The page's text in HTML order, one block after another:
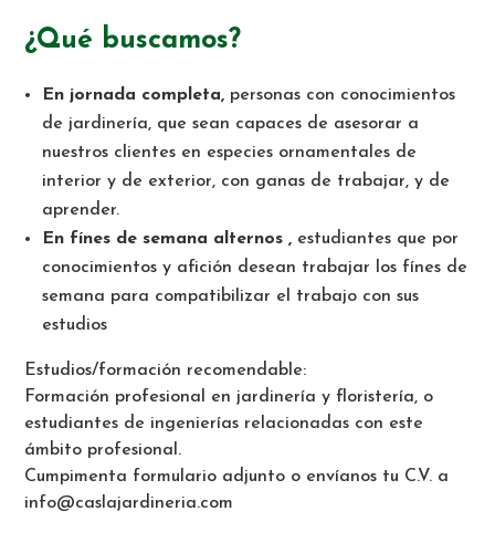
¿Qué buscamos?
En jornada completa, personas con conocimientos
de jardinería, que sean capaces de asesorar a
nuestros clientes en especies ornamentales de
interior y de exterior, con ganas de trabajar, y de
aprender.
En fínes de semana alternos , estudiantes que por
conocimientos y afición desean trabajar los fínes de
semana para compatibilizar el trabajo con sus
estudios
Estudios/formación recomendable:
Formación profesional en jardinería y floristería, o
estudiantes de ingenierías relacionadas con este
ámbito profesional.
Cumpimenta formulario adjunto o envíanos tu C.V. a
info@caslajardineria.com